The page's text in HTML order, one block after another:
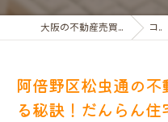
大阪の不動産売買ならだんらん住宅株式会社 コラム
阿倍野区松虫通の
る秘訣！だんらん